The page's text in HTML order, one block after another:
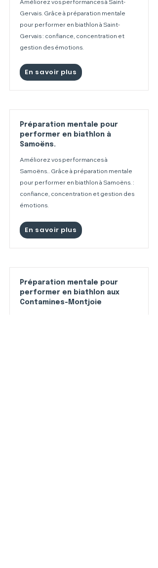
Améliorez vos performances à Saint-
Gervais. Grâce à préparation mentale
pour performer en biathlon à Saint-
Gervais : confiance, concentration et
gestion des émotions.
En savoir plus
Préparation mentale pour
performer en biathlon à
Samoëns.
Améliorez vos performances à
Samoëns.. Grâce à préparation mentale
pour performer en biathlon à Samoëns. :
confiance, concentration et gestion des
émotions.
En savoir plus
Préparation mentale pour
performer en biathlon aux
Contamines-Montjoie